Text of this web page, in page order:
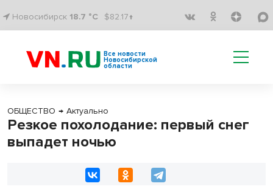
Новосибирск 18.7 °C $82.17↑
Все новости
Новосибирской
области
ОБЩЕСТВО → Актуально
Резкое похолодание: первый снег
выпадет ночью